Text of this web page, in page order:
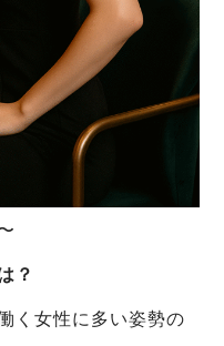
？
く女性に多い姿勢の